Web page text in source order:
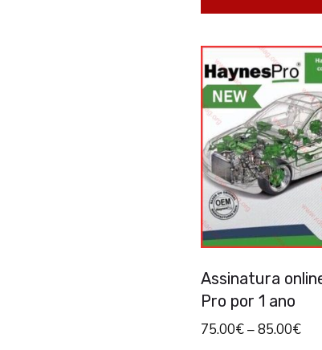
Assinatura
Pro por 1 ano
75.00€–85.00€